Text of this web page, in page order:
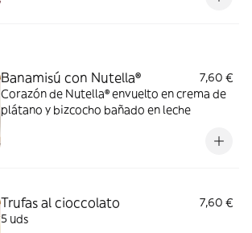
Banamisú con Nutella®
7,60 €
Corazón de Nutella® envuelto en crema de
plátano y bizcocho bañado en leche
Trufas al cioccolato
7,60 €
5 uds